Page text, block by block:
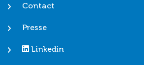
Contact
Presse
Linkedin